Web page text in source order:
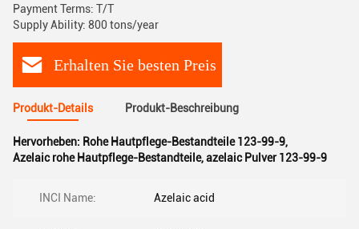
Payment Terms: T/T
Supply Ability: 800 tons/year
Erhalten Sie besten Preis
Produkt-Details Produkt-Beschreibung
Hervorheben: Rohe Hautpflege-Bestandteile 123-99-9,
Azelaic rohe Hautpflege-Bestandteile,azelaic Pulver 123-99-9
INCI Name: Azelaic acid